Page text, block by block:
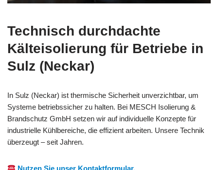
Technisch durchdachte
Kälteisolierung für Betriebe in
Sulz (Neckar)
In Sulz (Neckar) ist thermische Sicherheit unverzichtbar, um
Systeme betriebssicher zu halten. Bei MESCH Isolierung &
Brandschutz GmbH setzen wir auf individuelle Konzepte für
industrielle Kühlbereiche, die effizient arbeiten. Unsere Technik
überzeugt – seit Jahren.
Nutzen Sie unser Kontaktformular.